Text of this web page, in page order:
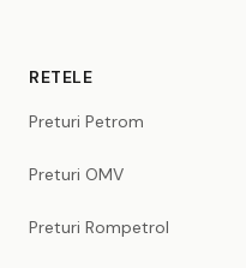
RETELE
Preturi Petrom
Preturi OMV
Preturi Rompetrol